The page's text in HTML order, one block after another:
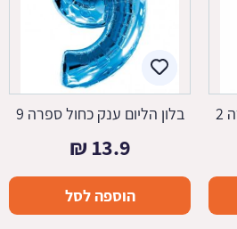
בלון הליום ענק כחול ספרה 9
13.9
₪
הוספה לסל